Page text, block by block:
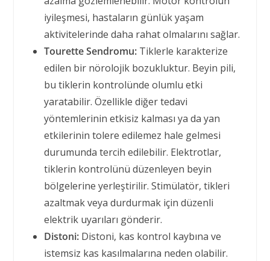
iyileşmesi, hastaların günlük yaşam
aktivitelerinde daha rahat olmalarını sağlar.
Tourette Sendromu:Tiklerle karakterize
edilen bir nörolojik bozukluktur. Beyin pili,
bu tiklerin kontrolünde olumlu etki
yaratabilir. Özellikle diğer tedavi
yöntemlerinin etkisiz kalması ya da yan
etkilerinin tolere edilemez hale gelmesi
durumunda tercih edilebilir. Elektrotlar,
tiklerin kontrolünü düzenleyen beyin
bölgelerine yerleştirilir. Stimülatör, tikleri
azaltmak veya durdurmak için düzenli
elektrik uyarıları gönderir.
Distoni:Distoni, kas kontrol kaybına ve
istemsiz kas kasılmalarına neden olabilir.